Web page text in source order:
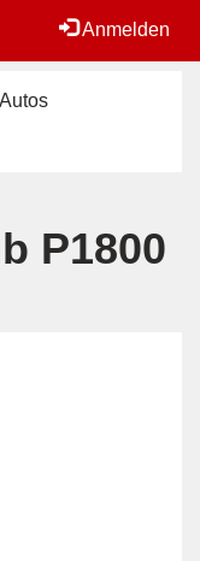
Anmelden
Autos
P1800